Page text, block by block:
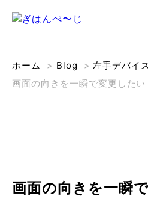
ホーム > Blog >左手デバイス
画面の向きを一瞬で変更したい
画面の向きを一瞬